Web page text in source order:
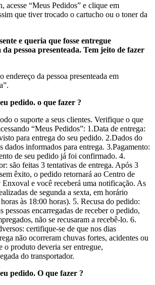
acesse “Meus Pedidos” e clique em
que tiver trocado o cartucho ou o toner da
e queria que fosse entregue
pessoa presenteada. Tem jeito de fazer
endereço da pessoa presenteada em
pedido. o que fazer ?
o suporte a seus clientes. Verifique o que
“Meus Pedidos”: 1.Data de entrega:
para entrega do seu pedido. 2.Dados do
dados informados para entrega. 3.Pagamento:
de seu pedido já foi confirmado. 4.
são feitas 3 tentativas de entrega. Após 3
êxito, o pedido retornará ao Centro de
e você receberá uma notificação. As
de segunda a sexta, em horário
às 18:00 horas). 5. Recusa do pedido:
pessoas encarregadas de receber o pedido,
não se recusaram a recebê-lo. 6.
certifique-se de que nos dias
não ocorreram chuvas fortes, acidentes ou
o produto deveria ser entregue,
do transportador.
pedido. O que fazer ?